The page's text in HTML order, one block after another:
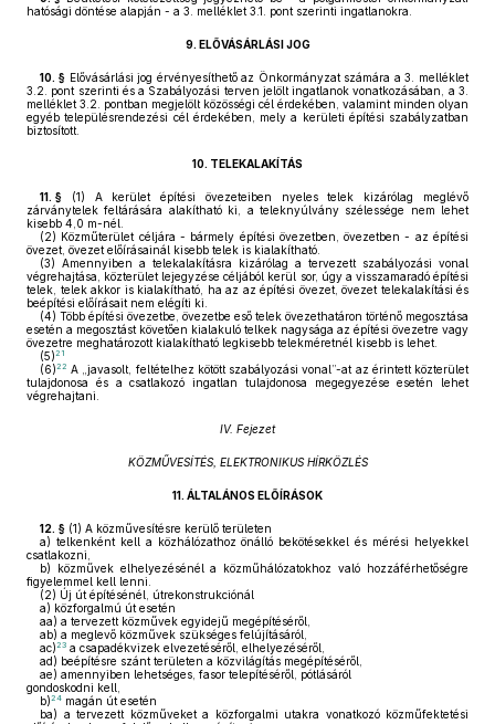
hatósági döntése alapján - a 3. melléklet 3.1. pont szerinti ingatlanokra.
9. ELŐVÁSÁRLÁSI JOG
10. § Elővásárlási jog érvényesíthető az Önkormányzat számára a 3. melléklet
3.2. pont szerinti és a Szabályozási terven jelölt ingatlanok vonatkozásában, a 3.
melléklet 3.2. pontban megjelölt közösségi cél érdekében, valamint minden olyan
egyéb településrendezési cél érdekében, mely a kerületi építési szabályzatban
biztosított.
10. TELEKALAKÍTÁS
11. § (1) A kerület építési övezeteiben nyeles telek kizárólag meglévő
zárványtelek feltárására alakítható ki, a teleknyúlvány szélessége nem lehet
kisebb 4,0 m-nél.
(2) Közműterület céljára - bármely építési övezetben, övezetben - az építési
övezet, övezet előírásainál kisebb telek is kialakítható.
(3) Amennyiben a telekalakításra kizárólag a tervezett szabályozási vonal
végrehajtása, közterület lejegyzése céljából kerül sor, úgy a visszamaradó építési
telek, telek akkor is kialakítható, ha az az építési övezet, övezet telekalakítási és
beépítési előírásait nem elégíti ki.
(4) Több építési övezetbe, övezetbe eső telek övezethatáron történő megosztása
esetén a megosztást követően kialakuló telkek nagysága az építési övezetre vagy
övezetre meghatározott kialakítható legkisebb telekméretnél kisebb is lehet.
(5)21
(6)22 A „javasolt, feltételhez kötött szabályozási vonal”-at az érintett közterület
tulajdonosa és a csatlakozó ingatlan tulajdonosa megegyezése esetén lehet
végrehajtani.
IV. Fejezet
KÖZMŰVESÍTÉS, ELEKTRONIKUS HÍRKÖZLÉS
11. ÁLTALÁNOS ELŐÍRÁSOK
12. § (1) A közművesítésre kerülő területen
a) telkenként kell a közhálózathoz önálló bekötésekkel és mérési helyekkel
csatlakozni,
b) közművek elhelyezésénél a közműhálózatokhoz való hozzáférhetőségre
figyelemmel kell lenni.
(2) Új út építésénél, útrekonstrukciónál
a) közforgalmú út esetén
aa) a tervezett közművek egyidejű megépítéséről,
ab) a meglevő közművek szükséges felújításáról,
ac)23 a csapadékvizek elvezetéséről, elhelyezéséről,
ad) beépítésre szánt területen a közvilágítás megépítéséről,
ae) amennyiben lehetséges, fasor telepítéséről, pótlásáról
gondoskodni kell,
b)24 magán út esetén
ba) a tervezett közműveket a közforgalmi utakra vonatkozó közműfektetési